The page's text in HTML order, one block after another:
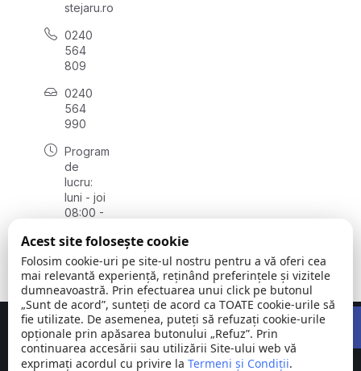
stejaru.ro
0240
564
809
0240
564
990
Program
de
lucru:
luni - joi
08:00 -
vineri
08:00 -
14:00
Comuna © Toate
Concept realizat deBig Media Relații Publice SRL
Acest site folosește cookie
Folosim cookie-uri pe site-ul nostru pentru a vă oferi cea
mai relevantă experiență, reținând preferințele și vizitele
dumneavoastră. Prin efectuarea unui click pe butonul
„Sunt de acord”, sunteți de acord ca TOATE cookie-urile să
fie utilizate. De asemenea, puteți să refuzați cookie-urile
opționale prin apăsarea butonului „Refuz”. Prin
continuarea accesării sau utilizării Site-ului web vă
exprimați acordul cu privire la Termeni și Condiții.